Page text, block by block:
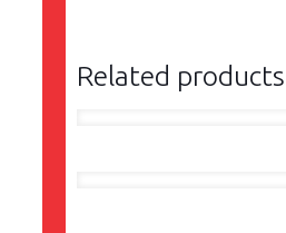
Related products